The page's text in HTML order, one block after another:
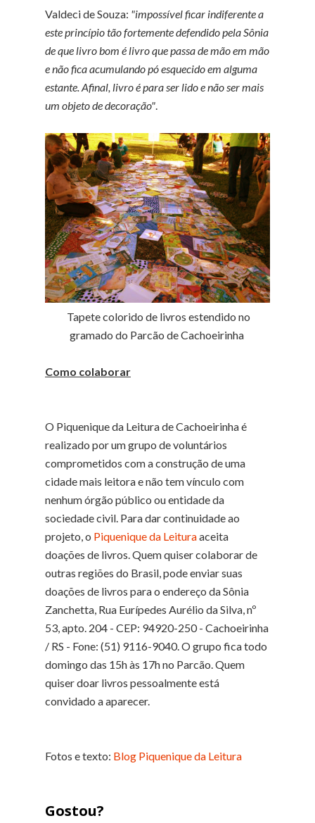
Valdeci de Souza: "impossível ficar indiferente a
este princípio tão fortemente defendido pela Sônia
de que livro bom é livro que passa de mão em mão
e não fica acumulando pó esquecido em alguma
estante. Afinal, livro é para ser lido e não ser mais
um objeto de decoração".
Tapete colorido de livros estendido no
gramado do Parcão de Cachoeirinha
Como colaborar
O Piquenique da Leitura de Cachoeirinha é
realizado por um grupo de voluntários
comprometidos com a construção de uma
cidade mais leitora e não tem vínculo com
nenhum órgão público ou entidade da
sociedade civil. Para dar continuidade ao
projeto, o Piquenique da Leituraaceita
doações de livros. Quem quiser colaborar de
outras regiões do Brasil, pode enviar suas
doações de livros para o endereço da Sônia
Zanchetta, Rua Eurípedes Aurélio da Silva, nº
53, apto. 204 - CEP: 94920-250 - Cachoeirinha
/ RS - Fone: (51) 9116-9040. O grupo fica todo
domingo das 15h às 17h no Parcão. Quem
quiser doar livros pessoalmente está
convidado a aparecer.
Fotos e texto: Blog Piquenique da Leitura
Gostou?